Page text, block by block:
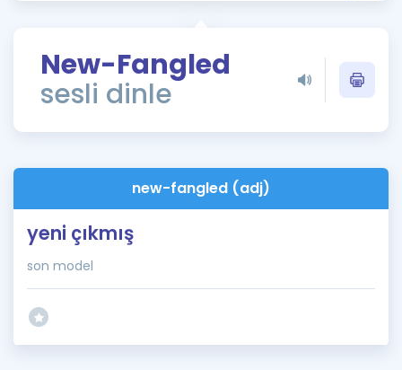
ÖSYM Sınav Takvimi
Kampanyalar
İngilizce Gramer
New-Fangled
sesli dinle
new-fangled (adj)
yeni çıkmış
son model